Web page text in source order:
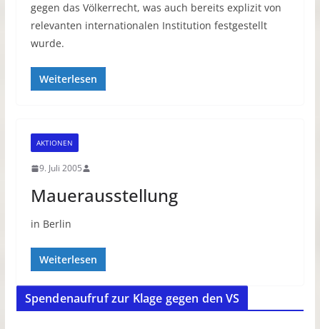
gegen das Völkerrecht, was auch bereits explizit von
relevanten internationalen Institution festgestellt
wurde.
Weiterlesen
AKTIONEN
9. Juli 2005
Mauerausstellung
in Berlin
Weiterlesen
Spendenaufruf zur Klage gegen den VS